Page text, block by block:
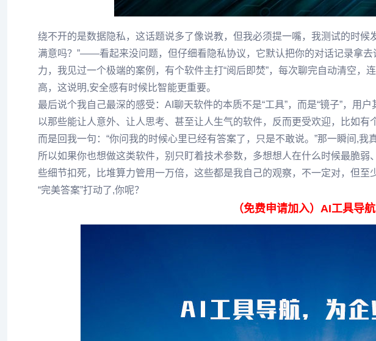
绕不开的是数据隐私，这话题说多了像说教，但我必须提一嘴，我测试的时候
满意吗？”——看起来没问题，但仔细看隐私协议，它默认把你的对话记录拿去
力，我见过一个极端的案例，有个软件主打“阅后即焚”，每次聊完自动清空，
高，这说明,安全感有时候比智能更重要。
最后说个我自己最深的感受：AI聊天软件的本质不是“工具”，而是“镜子”，用
以那些能让人意外、让人思考、甚至让人生气的软件，反而更受欢迎，比如有
而是回我一句：“你问我的时候心里已经有答案了，只是不敢说。”那一瞬间,我
所以如果你也想做这类软件，别只盯着技术参数，多想想人在什么时候最脆
些细节扣死，比堆算力管用一万倍，这些都是我自己的观察，不一定对，但
“完美答案”打动了,你呢？
（免费申请加入）AI工具导